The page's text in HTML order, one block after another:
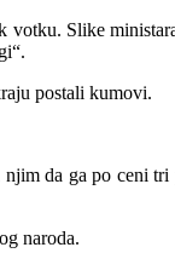
Slike
postali kumovi.
da ga po ceni
naroda.